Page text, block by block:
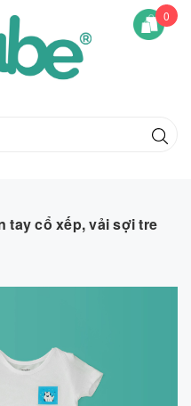
0
tay cổ xếp, vải sợi tre